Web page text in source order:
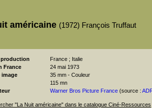
américaine (1972) François Truffaut
production
France ; Italie
France
24 mai 1973
image
35 mm - Couleur
115 mn
Warner Bros Picture France (source :
"La Nuit américaine" dans le catalogue Ciné-Ressources